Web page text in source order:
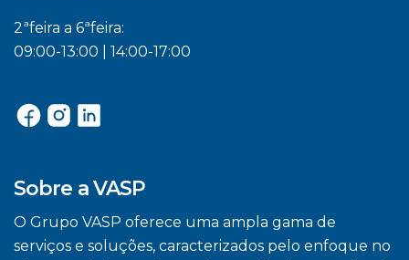
2ªfeira a 6ªfeira:
09:00-13:00 | 14:00-17:00
Sobre a VASP
O Grupo VASP oferece uma ampla gama de
serviços e soluções, caracterizados pelo enfoque no